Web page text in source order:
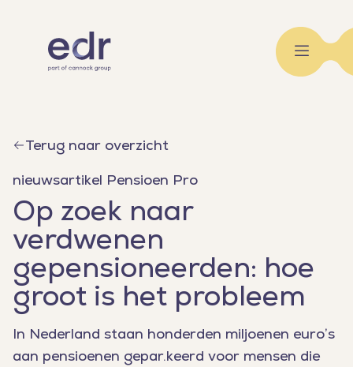
Terug naar overzicht
nieuwsartikel Pensioen Pro
Op zoek naar
verdwenen
gepensioneerden: hoe
groot is het probleem
In Nederland staan honderden miljoenen euro’s
aan pensioenen gepar.keerd voor mensen die